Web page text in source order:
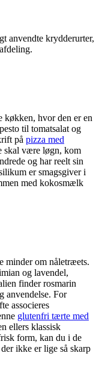
anvendte krydderurter,
køkken, hvor den er en
til tomatsalat og
på pizza med
skal være løgn, kom
og har reelt sin
er smagsgiver i
med kokosmælk
minder om nåletræets.
og lavendel,
finder rosmarin
anvendelse. For
associeres
glutenfri tærte med
ellers klassisk
form, kan du i de
ikke er lige så skarp